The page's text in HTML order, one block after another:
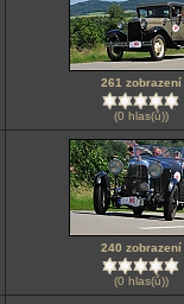
261 zobrazení
(0 hlas(ů))
240 zobrazení
(0 hlas(ů))